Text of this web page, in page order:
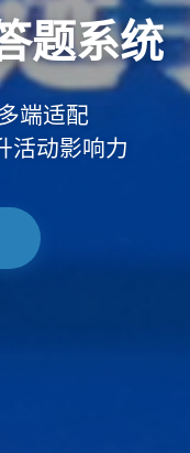
题系统
端适配
活动影响力